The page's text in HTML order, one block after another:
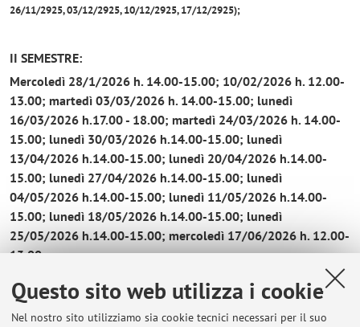
Questo sito web utilizza i cookie
Nel nostro sito utilizziamo sia cookie tecnici necessari per il suo
26/11/2925,03/12/2925,10/12/2925,17/12/2925);
II SEMESTRE:
Mercoledì 28/1/2026 h. 14.00-15.00; 10/02/2026 h. 12.00-
13.00; martedì 03/03/2026 h. 14.00-15.00; lunedì
16/03/2026 h.17.00 - 18.00; martedì 24/03/2026 h. 14.00-
15.00; lunedì 30/03/2026 h.14.00-15.00; lunedì
13/04/2026 h.14.00-15.00; lunedì 20/04/2026 h.14.00-
15.00; lunedì 27/04/2026 h.14.00-15.00; lunedì
04/05/2026 h.14.00-15.00; lunedì 11/05/2026 h.14.00-
15.00; lunedì 18/05/2026 h.14.00-15.00; lunedì
25/05/2026 h.14.00-15.00; mercoledì 17/06/2026 h. 12.00-
13.00
studio E3
Ricevimento DDI su Teams.